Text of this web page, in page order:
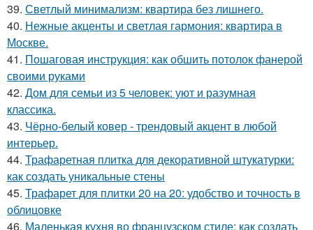
39. Светлый минимализм: квартира без лишнего.
40. Нежные акценты и светлая гармония: квартира в
Москве.
41. Пошаговая инструкция: как обшить потолок фанерой
своими руками
42. Дом для семьи из 5 человек: уют и разумная
классика.
43. Чёрно-белый ковер - трендовый акцент в любой
интерьер.
44. Трафаретная плитка для декоративной штукатурки:
как создать уникальные стены
45. Трафарет для плитки 20 на 20: удобство и точность в
облицовке
46. Маленькая кухня во французском стиле: как создать